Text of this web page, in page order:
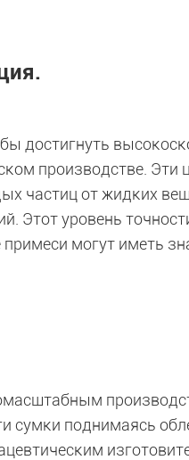
достигнуть
производстве. Эти
частиц от жидких
Этот уровень
могут иметь
сумки поднимаясь